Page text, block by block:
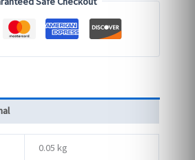
0.05 kg